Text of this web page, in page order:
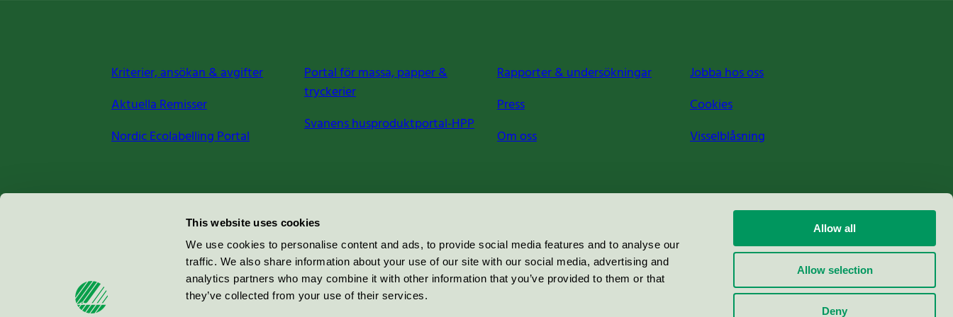
This website uses cookies
We use cookies to personalise content and ads, to provide social media features and to analyse our
traffic. We also share information about your use of our site with our social media, advertising and
analytics partners who may combine it with other information that you’ve provided to them or that
they’ve collected from your use of their services.
Allow all
Allow selection
Deny
Kriterier, ansökan & avgifter
Aktuella Remisser
Nordic Ecolabelling Portal
Portal för massa, papper &
tryckerier
Svanens husproduktportal-HPP
Rapporter & undersökningar
Press
Om oss
Jobba hos oss
Cookies
Visselblåsning
Miljömärkning Sverige AB
100 64